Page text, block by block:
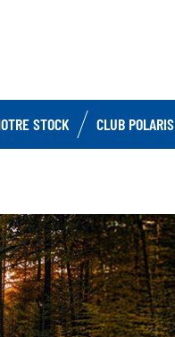
STOCK CLUB POLARIS